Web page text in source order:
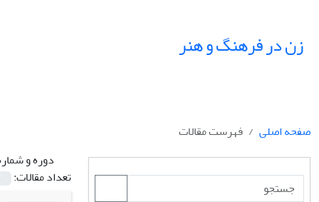
زن در فرهنگ و هنر
صفحه اصلی
فهرست مقالات
دوره و
تعداد مقالات: